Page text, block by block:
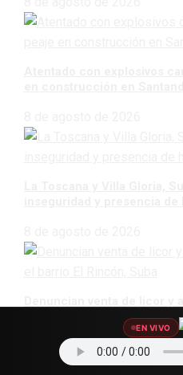
barrio El Rincón, Suba
8 de agosto de 2026
EN VIVO